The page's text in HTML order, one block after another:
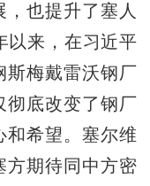
也提升了塞人
以来，在习近平
斯梅戴雷沃钢厂
彻底改变了钢厂
和希望。塞尔维
方期待同中方密